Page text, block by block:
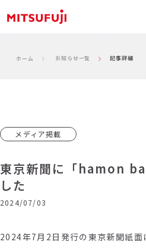
ホーム お知らせ一覧 記事詳細
メディア掲載
東京新聞に「hamon
した
2024/07/03
2024年7月2日発行の東京新聞紙